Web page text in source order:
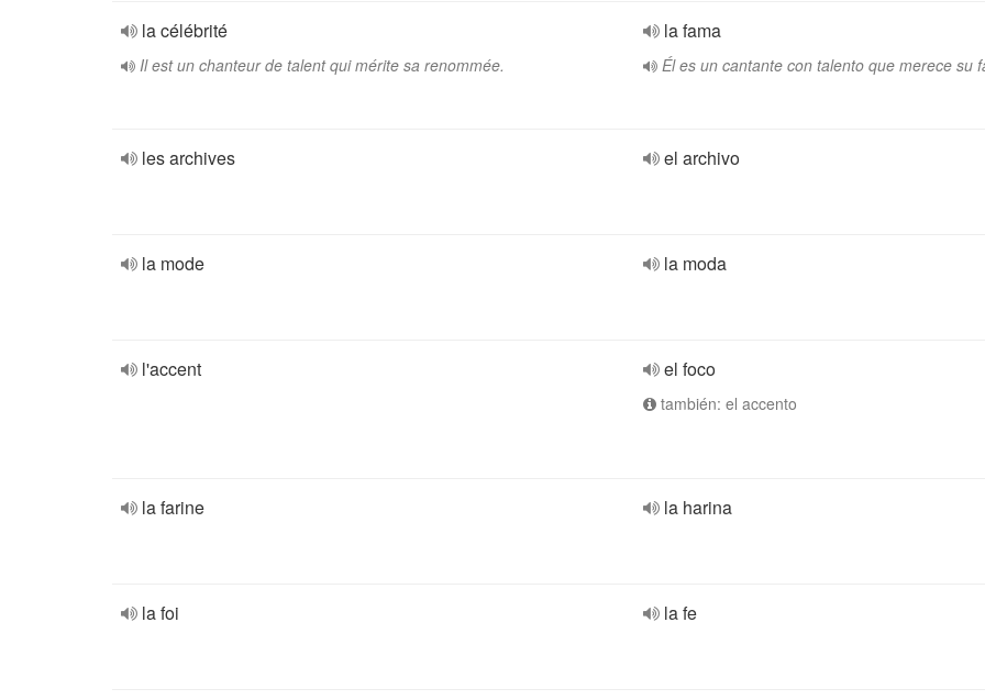
la célébrité
Il est un chanteur de talent qui mérite sa renommée.
la fama
Él es un cantante con talento que merece su
les archives el archivo
la mode la moda
l'accent el foco
también: el accento
la farine la harina
la foi la fe